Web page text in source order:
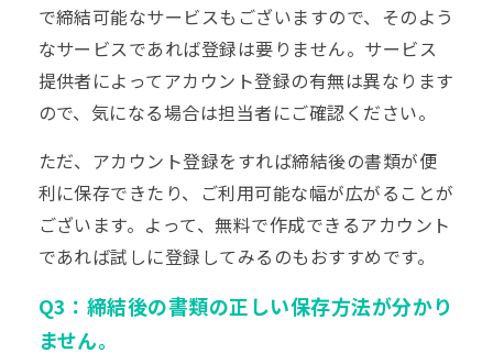
で締結可能なサービスもございますので、そのよう
なサービスであれば登録は要りません。サービス
提供者によってアカウント登録の有無は異なります
ので、気になる場合は担当者にご確認ください。
ただ、アカウント登録をすれば締結後の書類が便
利に保存できたり、ご利用可能な幅が広がることが
ございます。よって、無料で作成できるアカウント
であれば試しに登録してみるのもおすすめです。
Q3：締結後の書類の正しい保存方法が分かり
ません。